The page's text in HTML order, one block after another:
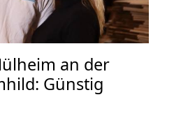
an der
Günstig